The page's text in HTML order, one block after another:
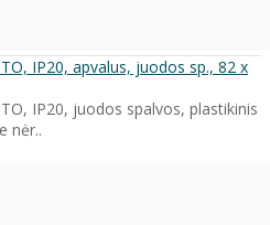
IP20, apvalus, juodos sp., 82 x
IP20, juodos spalvos, plastikinis
nėr..